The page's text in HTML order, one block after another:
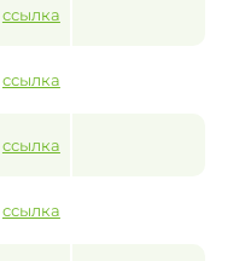
ссылка
ссылка
ссылка
ссылка